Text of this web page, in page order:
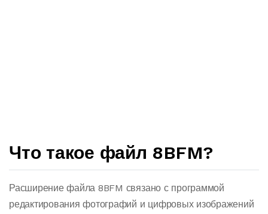
Что такое файл 8BFM?
Расширение файла 8BFM связано с программой
редактирования фотографий и цифровых изображений